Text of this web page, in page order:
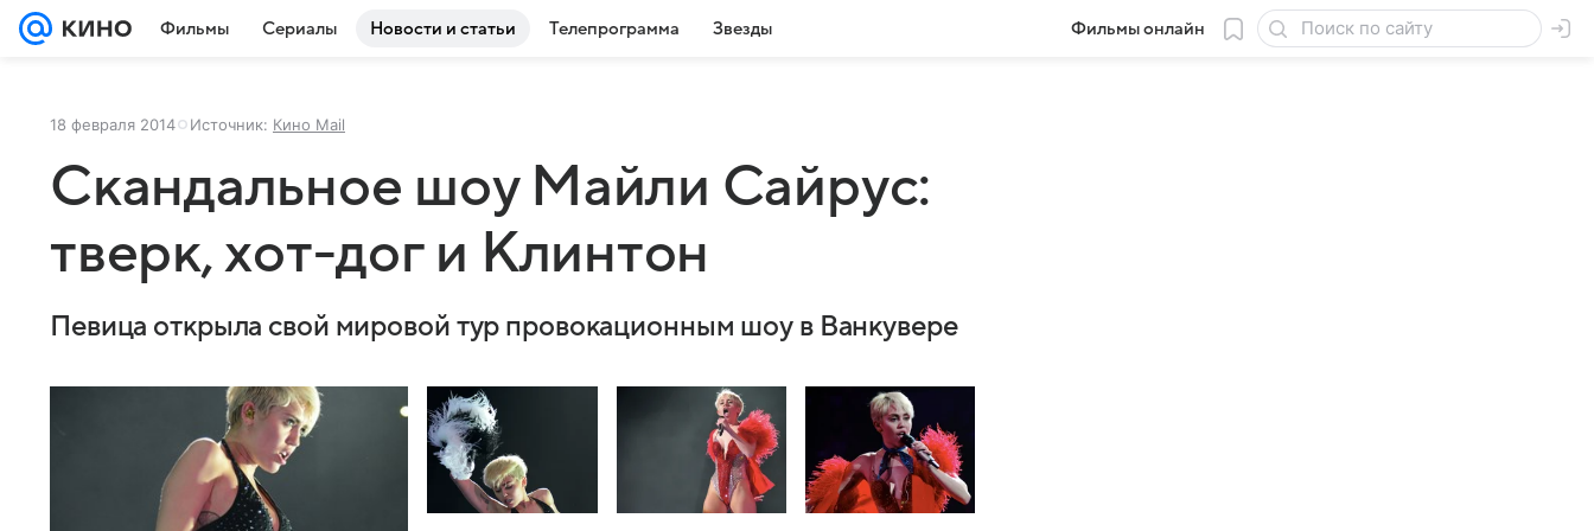
Фильмы Сериалы Новости и статьи Телепрограмма Звезды Фильмы онлайн
18 февраля 2014 Источник: Кино Mail
Скандальное шоу Майли Сайрус:
тверк, хот-дог и Клинтон
Певица открыла свой мировой тур провокационным шоу в Ванкувере